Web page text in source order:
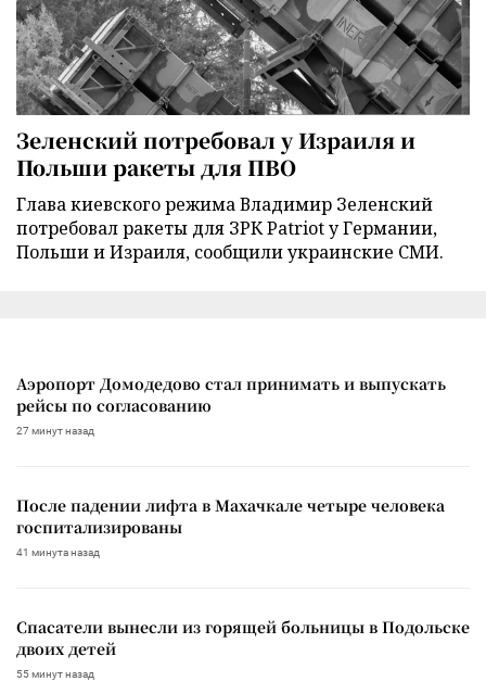
Зеленский потребовал у Израиля и
Польши ракеты для ПВО
Глава киевского режима Владимир Зеленский
потребовал ракеты для ЗРК Patriot у Германии,
Польши и Израиля, сообщили украинские СМИ.
Аэропорт Домодедово стал принимать и выпускать
рейсы по согласованию
27 минут назад
После падении лифта в Махачкале четыре человека
госпитализированы
41 минута назад
Спасатели вынесли из горящей больницы в Подольске
двоих детей
55 минут назад